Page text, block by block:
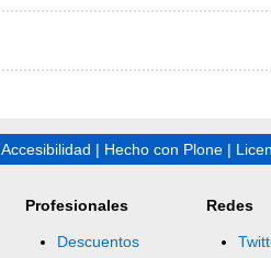
Accesibilidad | Hecho con Plone |
Profesionales
Descuentos
Redes